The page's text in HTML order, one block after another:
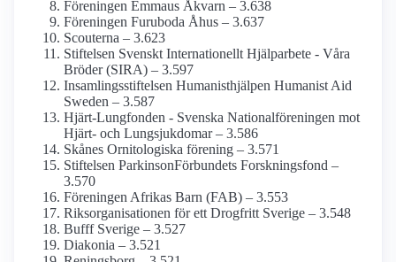
Föreningen Emmaus Åkvarn – 3.638
Föreningen Furuboda Åhus – 3.637
Scouterna – 3.623
Stiftelsen Svenskt Internationellt Hjälparbete - Våra
Bröder (SIRA) – 3.597
Insamlings­stiftelsen Humanist­hjälpen Humanist Aid
Sweden – 3.587
Hjärt-Lungfonden - Svenska National­föreningen mot
Hjärt- och Lung­sjukdomar – 3.586
Skånes Ornitologiska förening – 3.571
Stiftelsen Parkinson­Förbundets Forskningsfond –
3.570
Föreningen Afrikas Barn (FAB) – 3.553
Riks­organisationen för ett Drogfritt Sverige – 3.548
Bufff Sverige – 3.527
Diakonia – 3.521